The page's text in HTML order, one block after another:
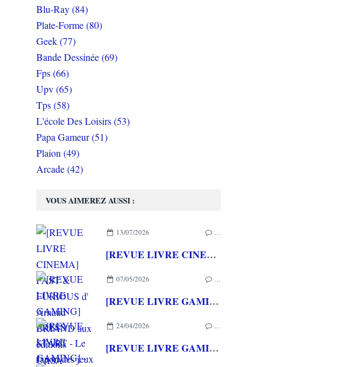
VOUS AIMEREZ AUSSI :
13/07/2026 …
[REVUE LIVRE CINEMA] FAST & FURIOUS d' Arnaud BRIAND aux éditions CASA
07/05/2026 …
[REVUE LIVRE GAMING] PRESS START - Le Japon des jeux vidéo aux éditions NUINUI
24/04/2026 …
[REVUE LIVRE GAMING] - RETRO - ARCADE CLASSICS - La grande histoire des bornes de jeux vidéo aux éditions CASA
Blu-Ray (84)
Plate-Forme (80)
Geek (77)
Bande Dessinée (69)
Fps (66)
Upv (65)
Tps (58)
L'école Des Loisirs (53)
Papa Gameur (51)
Plaion (49)
Arcade (42)